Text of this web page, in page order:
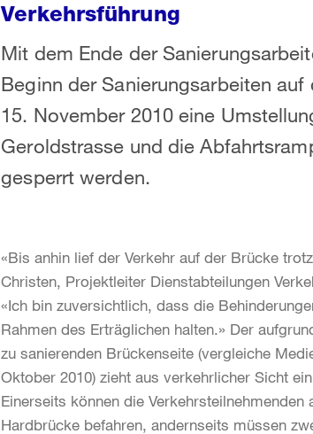
Verkehrsführung
Mit dem Ende der
Beginn der Sanierungsarbeiten
15. November 2010 eine
Geroldstrasse und die
gesperrt werden.
«Bis anhin lief der Verkehr auf der Brücke
Christen, Projektleiter Dienstabteilungen
«Ich bin zuversichtlich, dass die
Rahmen des Erträglichen halten.» Der
zu sanierenden Brückenseite (vergleiche
Oktober 2010) zieht aus verkehrlicher Sicht
Einerseits können die
Hardbrücke befahren, andernseits müssen